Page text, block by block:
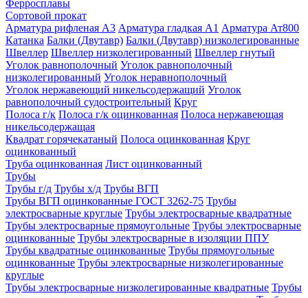
Ферросплавы
Сортовой прокат
Арматура рифленая А3 Арматура гладкая А1 Арматура Ат800
Катанка Балки (Двутавр) Балки (Двутавр) низколегированные
Швеллер Швеллер низколегированный Швеллер гнутый
Уголок равнополочный Уголок равнополочный
низколегированный Уголок неравнополочный
Уголок нержавеющий никельсодержащий Уголок
равнополочный судостроительный Круг
Полоса г/к Полоса г/к оцинкованная Полоса нержавеющая
никельсодержащая
Квадрат горячекатаный Полоса оцинкованная Круг
оцинкованный
Труба оцинкованная Лист оцинкованный
Трубы
Трубы г/д Трубы х/д Трубы ВГП
Трубы ВГП оцинкованные ГОСТ 3262-75 Трубы
электросварные круглые Трубы электросварные квадратные
Трубы электросварные прямоугольные Трубы электросварные
оцинкованные Трубы электросварные в изоляции ППУ
Трубы квадратные оцинкованные Трубы прямоугольные
оцинкованные Трубы электросварные низколегированные
круглые
Трубы электросварные низколегированные квадратные Трубы